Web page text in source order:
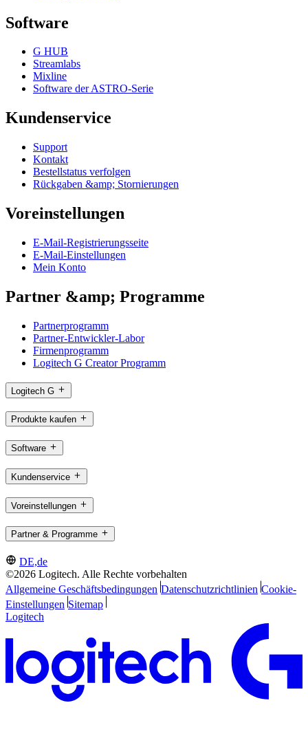
Software
G HUB
Streamlabs
Mixline
Software der ASTRO-Serie
Kundenservice
Support
Kontakt
Bestellstatus verfolgen
Rückgaben &amp; Stornierungen
Voreinstellungen
E-Mail-Registrierungsseite
E-Mail-Einstellungen
Mein Konto
Partner &amp; Programme
Partnerprogramm
Partner-Entwickler-Labor
Firmenprogramm
Logitech G Creator Programm
Logitech G
Produkte kaufen
Software
Kundenservice
Voreinstellungen
Partner & Programme
DE,de
©2026 Logitech. Alle Rechte vorbehalten
Allgemeine Geschäftsbedingungen Datenschutzrichtlinien Cookie-
Einstellungen Sitemap
Logitech